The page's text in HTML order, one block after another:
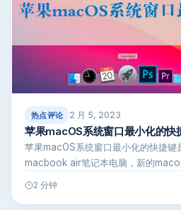
热点评论 2 月 5, 2023
苹果macOS系统窗口最小化的快
苹果macOS系统窗口最小化的快捷键
macbook air笔记本电脑，新的
2 分钟